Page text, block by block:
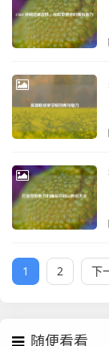
1 2 下
随便看看